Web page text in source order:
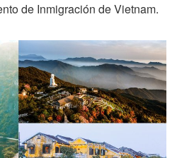
de Inmigración de Vietnam.